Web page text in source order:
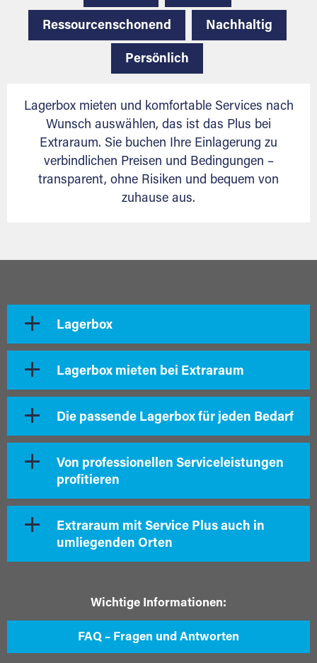
Ressourcenschonend Nachhaltig
Persönlich
Lagerbox mieten und komfortable Services nach
Wunsch auswählen, das ist das Plus bei
Extraraum. Sie buchen Ihre Einlagerung zu
verbindlichen Preisen und Bedingungen –
transparent, ohne Risiken und bequem von
zuhause aus.
Lagerbox
Lagerbox mieten bei Extraraum
Die passende Lagerbox für jeden Bedarf
Von professionellen Serviceleistungen
profitieren
Extraraum mit Service Plus auch in
umliegenden Orten
Wichtige Informationen:
FAQ – Fragen und Antworten